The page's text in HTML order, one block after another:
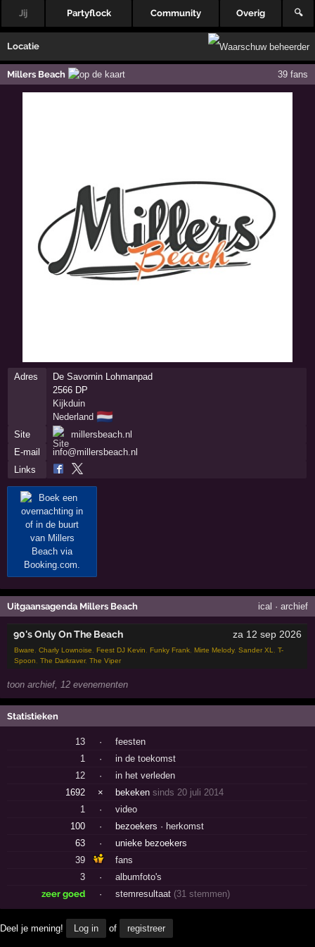
Jij Partyflock Community Overig 🔍
Locatie
Millers Beach 39 fans
Adres
De Savornin Lohmanpad
2566 DP
Kijkduin
Nederland 🇳🇱
Site
millersbeach.nl
E-mail
info@millersbeach.nl
Links
Uitgaansagenda Millers Beach ical · archief
90's Only On The Beach za 12 sep 2026
Bware ,Charly Lownoise ,Feest DJ Kevin ,Funky Frank ,Mirte Melody,Sander XL ,T-
Spoon
,The Darkraver,The Viper
toon archief, 12 evenementen
Statistieken
13 ·
feesten
1
·
in de toekomst
12
·
in het verleden
1692
× bekekensinds 20 juli 2014
1
·
video
100
· bezoekers · herkomst
63
·
unieke bezoekers
39
fans
3
·
albumfoto's
zeer goed
· stemresultaat (31 stemmen)
Deel je mening! Log in of registreer